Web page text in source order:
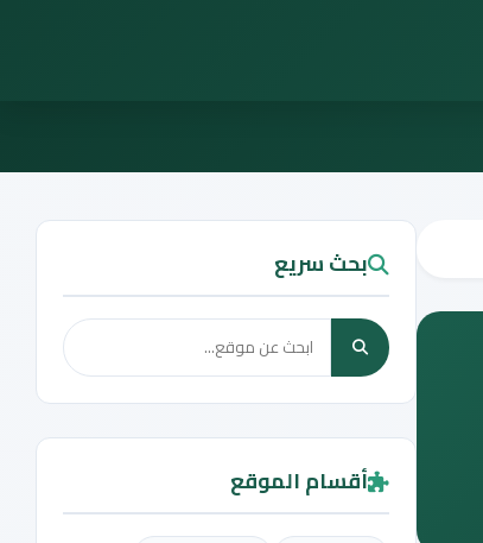
بحث سريع
أقسام الموقع